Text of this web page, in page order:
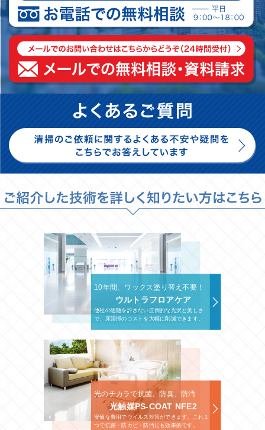
10年間、ワックス塗り替え不要！
ウルトラフロアケア
他社の追随を許さない圧倒的な光沢と美しさ
で、床清掃のコストを大幅に削減できます。
光のチカラで抗菌、防臭、防汚
光触媒PS-COAT NFE2
安価な費用でウイルス対策ができます。これ１
つで抗菌・防カビ・防汚にも効果的です。